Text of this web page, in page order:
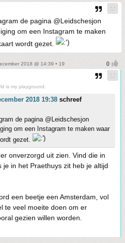
de pagina @Leidschesjon
om een Instagram te maken
wordt gezet.
2018 @ 14:39 • 19
is my playground.
2018 19:38 schreef
de pagina @Leidschesjon
om een Instagram te maken waar
gezet.
onverzorgd uit zien. Vind die in
je in het Praethuys zit heb je altijd
een beetje een Amsterdam, vol
te veel moeite doen om er
gezien willen worden.